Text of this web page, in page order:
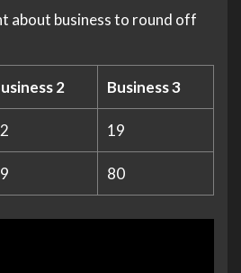
about business to round off
2 Business 3
19
80